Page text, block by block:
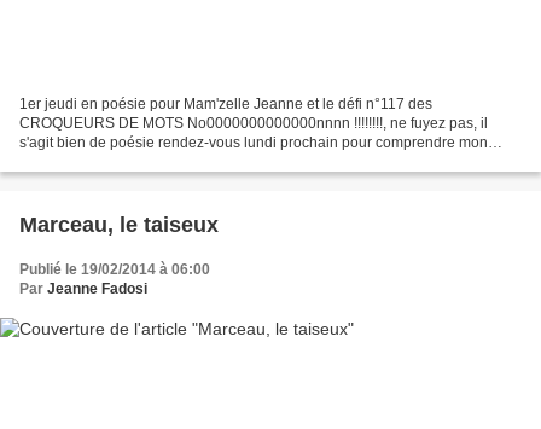
1er jeudi en poésie pour Mam'zelle Jeanne et le défi n°117 des
CROQUEURS DE MOTS No0000000000000nnnn !!!!!!!!, ne fuyez pas, il
s'agit bien de poésie rendez-vous lundi prochain pour comprendre mon
Marceau, le taiseux
Publié le 19/02/2014 à 06:00
Par Jeanne Fadosi